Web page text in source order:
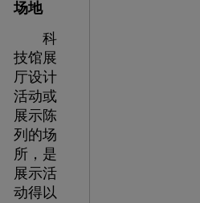
场地
科
技馆展
厅设计
活动或
展示陈
列的场
所，是
展示活
动得以